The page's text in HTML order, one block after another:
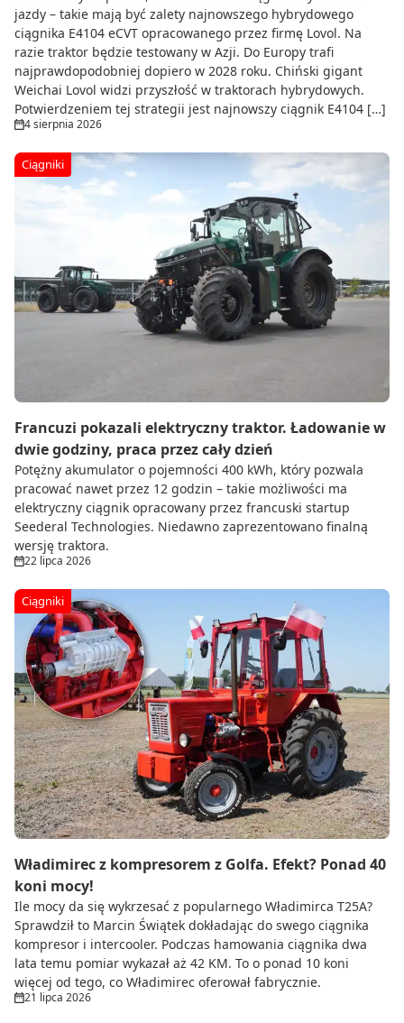
jazdy – takie mają być zalety najnowszego hybrydowego
ciągnika E4104 eCVT opracowanego przez firmę Lovol. Na
razie traktor będzie testowany w Azji. Do Europy trafi
najprawdopodobniej dopiero w 2028 roku. Chiński gigant
Weichai Lovol widzi przyszłość w traktorach hybrydowych.
Potwierdzeniem tej strategii jest najnowszy ciągnik E4104 […]
4 sierpnia 2026
Ciągniki
Francuzi pokazali elektryczny traktor. Ładowanie w
dwie godziny, praca przez cały dzień
Potężny akumulator o pojemności 400 kWh, który pozwala
pracować nawet przez 12 godzin – takie możliwości ma
elektryczny ciągnik opracowany przez francuski startup
Seederal Technologies. Niedawno zaprezentowano finalną
wersję traktora.
22 lipca 2026
Ciągniki
Władimirec z kompresorem z Golfa. Efekt? Ponad 40
koni mocy!
Ile mocy da się wykrzesać z popularnego Władimirca T25A?
Sprawdził to Marcin Świątek dokładając do swego ciągnika
kompresor i intercooler. Podczas hamowania ciągnika dwa
lata temu pomiar wykazał aż 42 KM. To o ponad 10 koni
więcej od tego, co Władimirec oferował fabrycznie.
21 lipca 2026